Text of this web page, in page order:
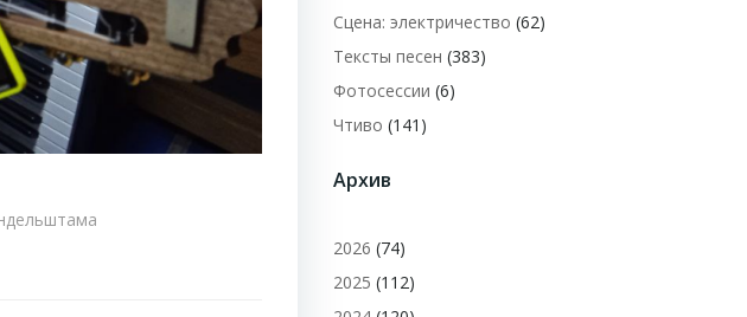
Сцена: электричество (62)
Тексты песен (383)
Фотосессии (6)
Чтиво (141)
Архив
2026 (74)
2025 (112)